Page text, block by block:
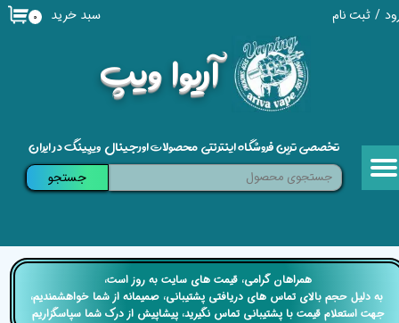
/ ثبت نام
حساب کاربری من
خروج از حساب کاربری
​آریوا ویپ
۰ سبد خرید
تخصصی ترین فروشگاه اینترنتی محصولات اورجینال ویپینگ در ایران
جستجو
​​همراهان گرامی، قیمت های سایت به روز است،
​​​​​​​ به دلیل حجم بالای تماس های دریافتی پشتیبانی، صمیمانه از شما خواهشمندیم،
جهت استعلام قیمت با پشتیبانی تماس نگیرید، پیشاپیش از درک شما سپاسگزاریم